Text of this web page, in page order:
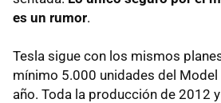
es un rumor.
Tesla sigue con los mismos
mínimo 5.000 unidades del Model
año. Toda la producción de 2012